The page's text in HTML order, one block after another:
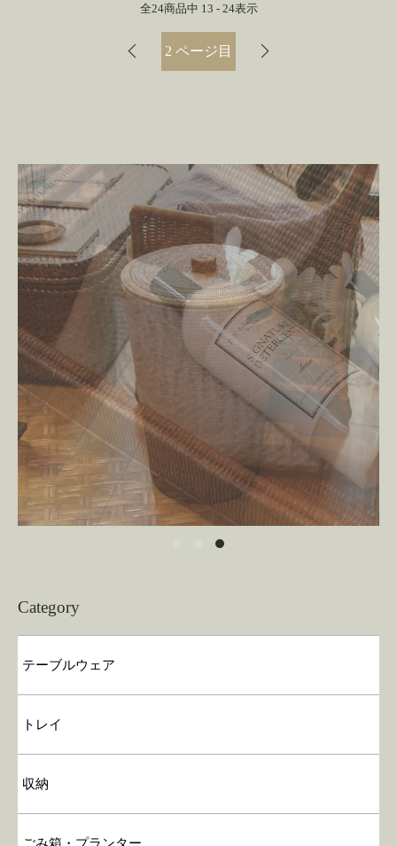
全24商品中 13 - 24表示
2 ページ目
Category
テーブルウェア
トレイ
収納